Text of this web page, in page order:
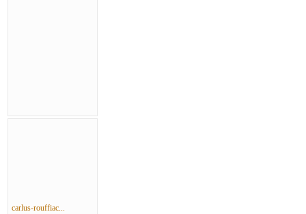
carlus-rouffiac...